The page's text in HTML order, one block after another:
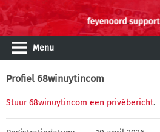
Menu
Profiel 68winuytincom
Stuur 68winuytincom een privébericht.